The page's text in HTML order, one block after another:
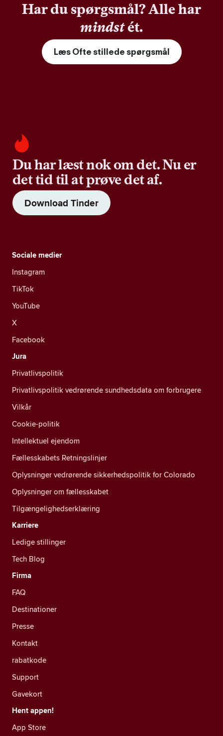
Har du spørgsmål? Alle har
mindstét.
Læs Ofte stillede spørgsmål
Du har læst nok om det. Nu er
det tid til at prøve det af.
Download Tinder
Sociale medier
Instagram
TikTok
YouTube
X
Facebook
Jura
Privatlivspolitik
Privatlivspolitik vedrørende sundhedsdata om forbrugere
Vilkår
Cookie-politik
Intellektuel ejendom
Fællesskabets Retningslinjer
Oplysninger vedrørende sikkerhedspolitik for Colorado
Oplysninger om fællesskabet
Tilgængelighedserklæring
Karriere
Ledige stillinger
Tech Blog
Firma
FAQ
Destinationer
Presse
Kontakt
rabatkode
Support
Gavekort
Hent appen!
App Store